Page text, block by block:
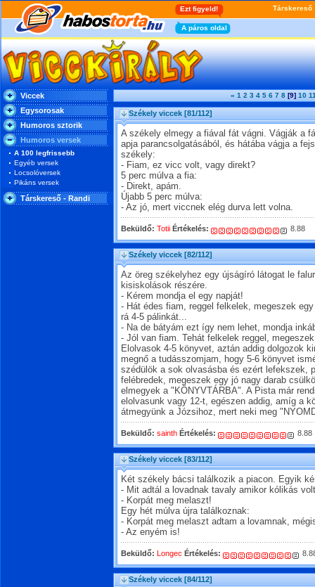
Viccek
Egysorosak
Humoros sztorik
Humoros versek
A 100 legfrissebb
Egyéb versek
Locsolóversek
Pikáns versek
Társkereső - Randi
« 1 2 3 4 5 6 7 8 [9] 10
Székely viccek [81/112]
A székely elmegy a fiával fát vágni. Vágják a
apja parancsolgatásából, és hátába vágja a
székely:
- Fiam, ez vicc volt, vagy direkt?
5 perc múlva a fia:
- Direkt, apám.
Újabb 5 perc múlva:
- Az jó, mert viccnek elég durva lett volna.
Beküldő: Totii Értékelés: 8.88
Székely viccek [82/112]
Az öreg székelyhez egy újságíró látogat le
kisiskolások részére.
- Kérem mondja el egy napját!
- Hát édes fiam, reggel felkelek, megeszek
rá 4-5 pálinkát...
- Na de bátyám ezt így nem lehet, mondja
- Jól van fiam. Tehát felkelek reggel,
Elolvasok 4-5 könyvet, aztán addig dolgozok
megnő a tudásszomjam, hogy 5-6 könyvet
szédülök a sok olvasásba és ezért lefekszek,
felébredek, megeszek egy jó nagy darab
elmegyek a "KÖNYVTÁRBA". A Pista már
elolvasunk vagy 12-t, egészen addig, amíg a
átmegyünk a Józsihoz, mert neki meg
Beküldő: sainth Értékelés: 8.88
Székely viccek [83/112]
Két székely bácsi találkozik a piacon. Egyik
- Mit adtál a lovadnak tavaly amikor kólikás
- Korpát meg melaszt!
Egy hét múlva újra találkoznak:
- Korpát meg melaszt adtam a lovamnak,
- Az enyém is!
Beküldő: Longec Értékelés:
Székely viccek [84/112]